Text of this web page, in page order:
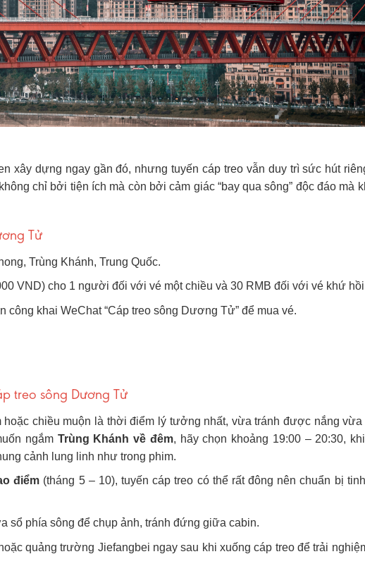
xây dựng ngay gần đó, nhưng tuyến cáp treo vẫn duy trì sức hút
chỉ bởi tiện ích mà còn bởi cảm giác “bay qua sông” độc đáo mà
Tử
Trùng Khánh, Trung Quốc.
VND) cho 1 người đối với vé một chiều và 30 RMB đối với vé khứ
công khai WeChat “Cáp treo sông Dương Tử” để mua vé.
treo sông Dương Tử
hoặc chiều muộn là thời điểm lý tưởng nhất, vừa tránh được nắng vừa
ngắm Trùng Khánh về đêm, hãy chọn khoảng 19:00 – 20:30,
cảnh lung linh như trong phim.
điểm (tháng 5 – 10), tuyến cáp treo có thể rất đông nên chuẩn bị
sổ phía sông để chụp ảnh, tránh đứng giữa cabin.
quảng trường Jiefangbei ngay sau khi xuống cáp treo để trải